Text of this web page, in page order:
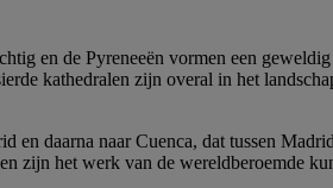
en de Pyreneeën vormen een
kathedralen zijn overal in het
en daarna naar Cuenca, dat tussen
zijn het werk van de wereldberoemde